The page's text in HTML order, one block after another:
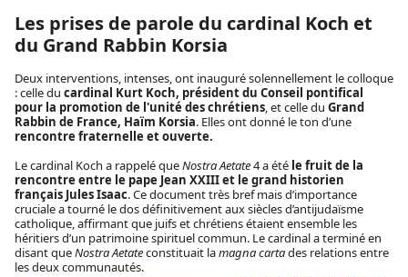
Les prises de parole du cardinal Koch et
du Grand Rabbin Korsia
Deux interventions, intenses, ont inauguré solennellement le colloque
: celle du cardinal Kurt Koch, président du Conseil pontifical
pour la promotion de l'unité des chrétiens, et celle du Grand
Rabbin de France, Haïm Korsia. Elles ont donné le ton d’une
rencontre fraternelle et ouverte.
Le cardinal Koch a rappelé queNostra Aetate4 a été le fruit de la
rencontre entre le pape Jean XXIII et le grand historien
français Jules Isaac. Ce document très bref mais d’importance
cruciale a tourné le dos définitivement aux siècles d’antijudaïsme
catholique, affirmant que juifs et chrétiens étaient ensemble les
héritiers d’un patrimoine spirituel commun. Le cardinal a terminé en
disant queNostra Aetateconstituait lamagna cartades relations entre
les deux communautés.